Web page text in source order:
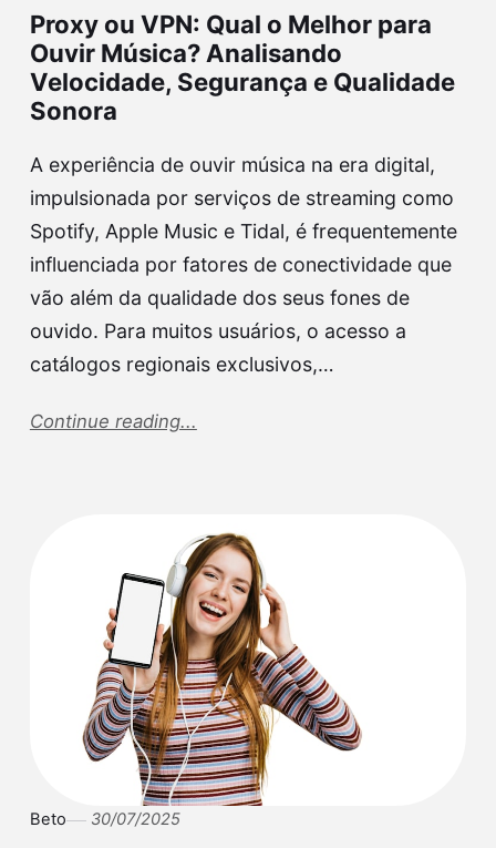
Proxy ou VPN: Qual o Melhor para
Ouvir Música? Analisando
Velocidade, Segurança e Qualidade
Sonora
A experiência de ouvir música na era digital,
impulsionada por serviços de streaming como
Spotify, Apple Music e Tidal, é frequentemente
influenciada por fatores de conectividade que
vão além da qualidade dos seus fones de
ouvido. Para muitos usuários, o acesso a
catálogos regionais exclusivos,…
Continue reading...
Beto 30/07/2025